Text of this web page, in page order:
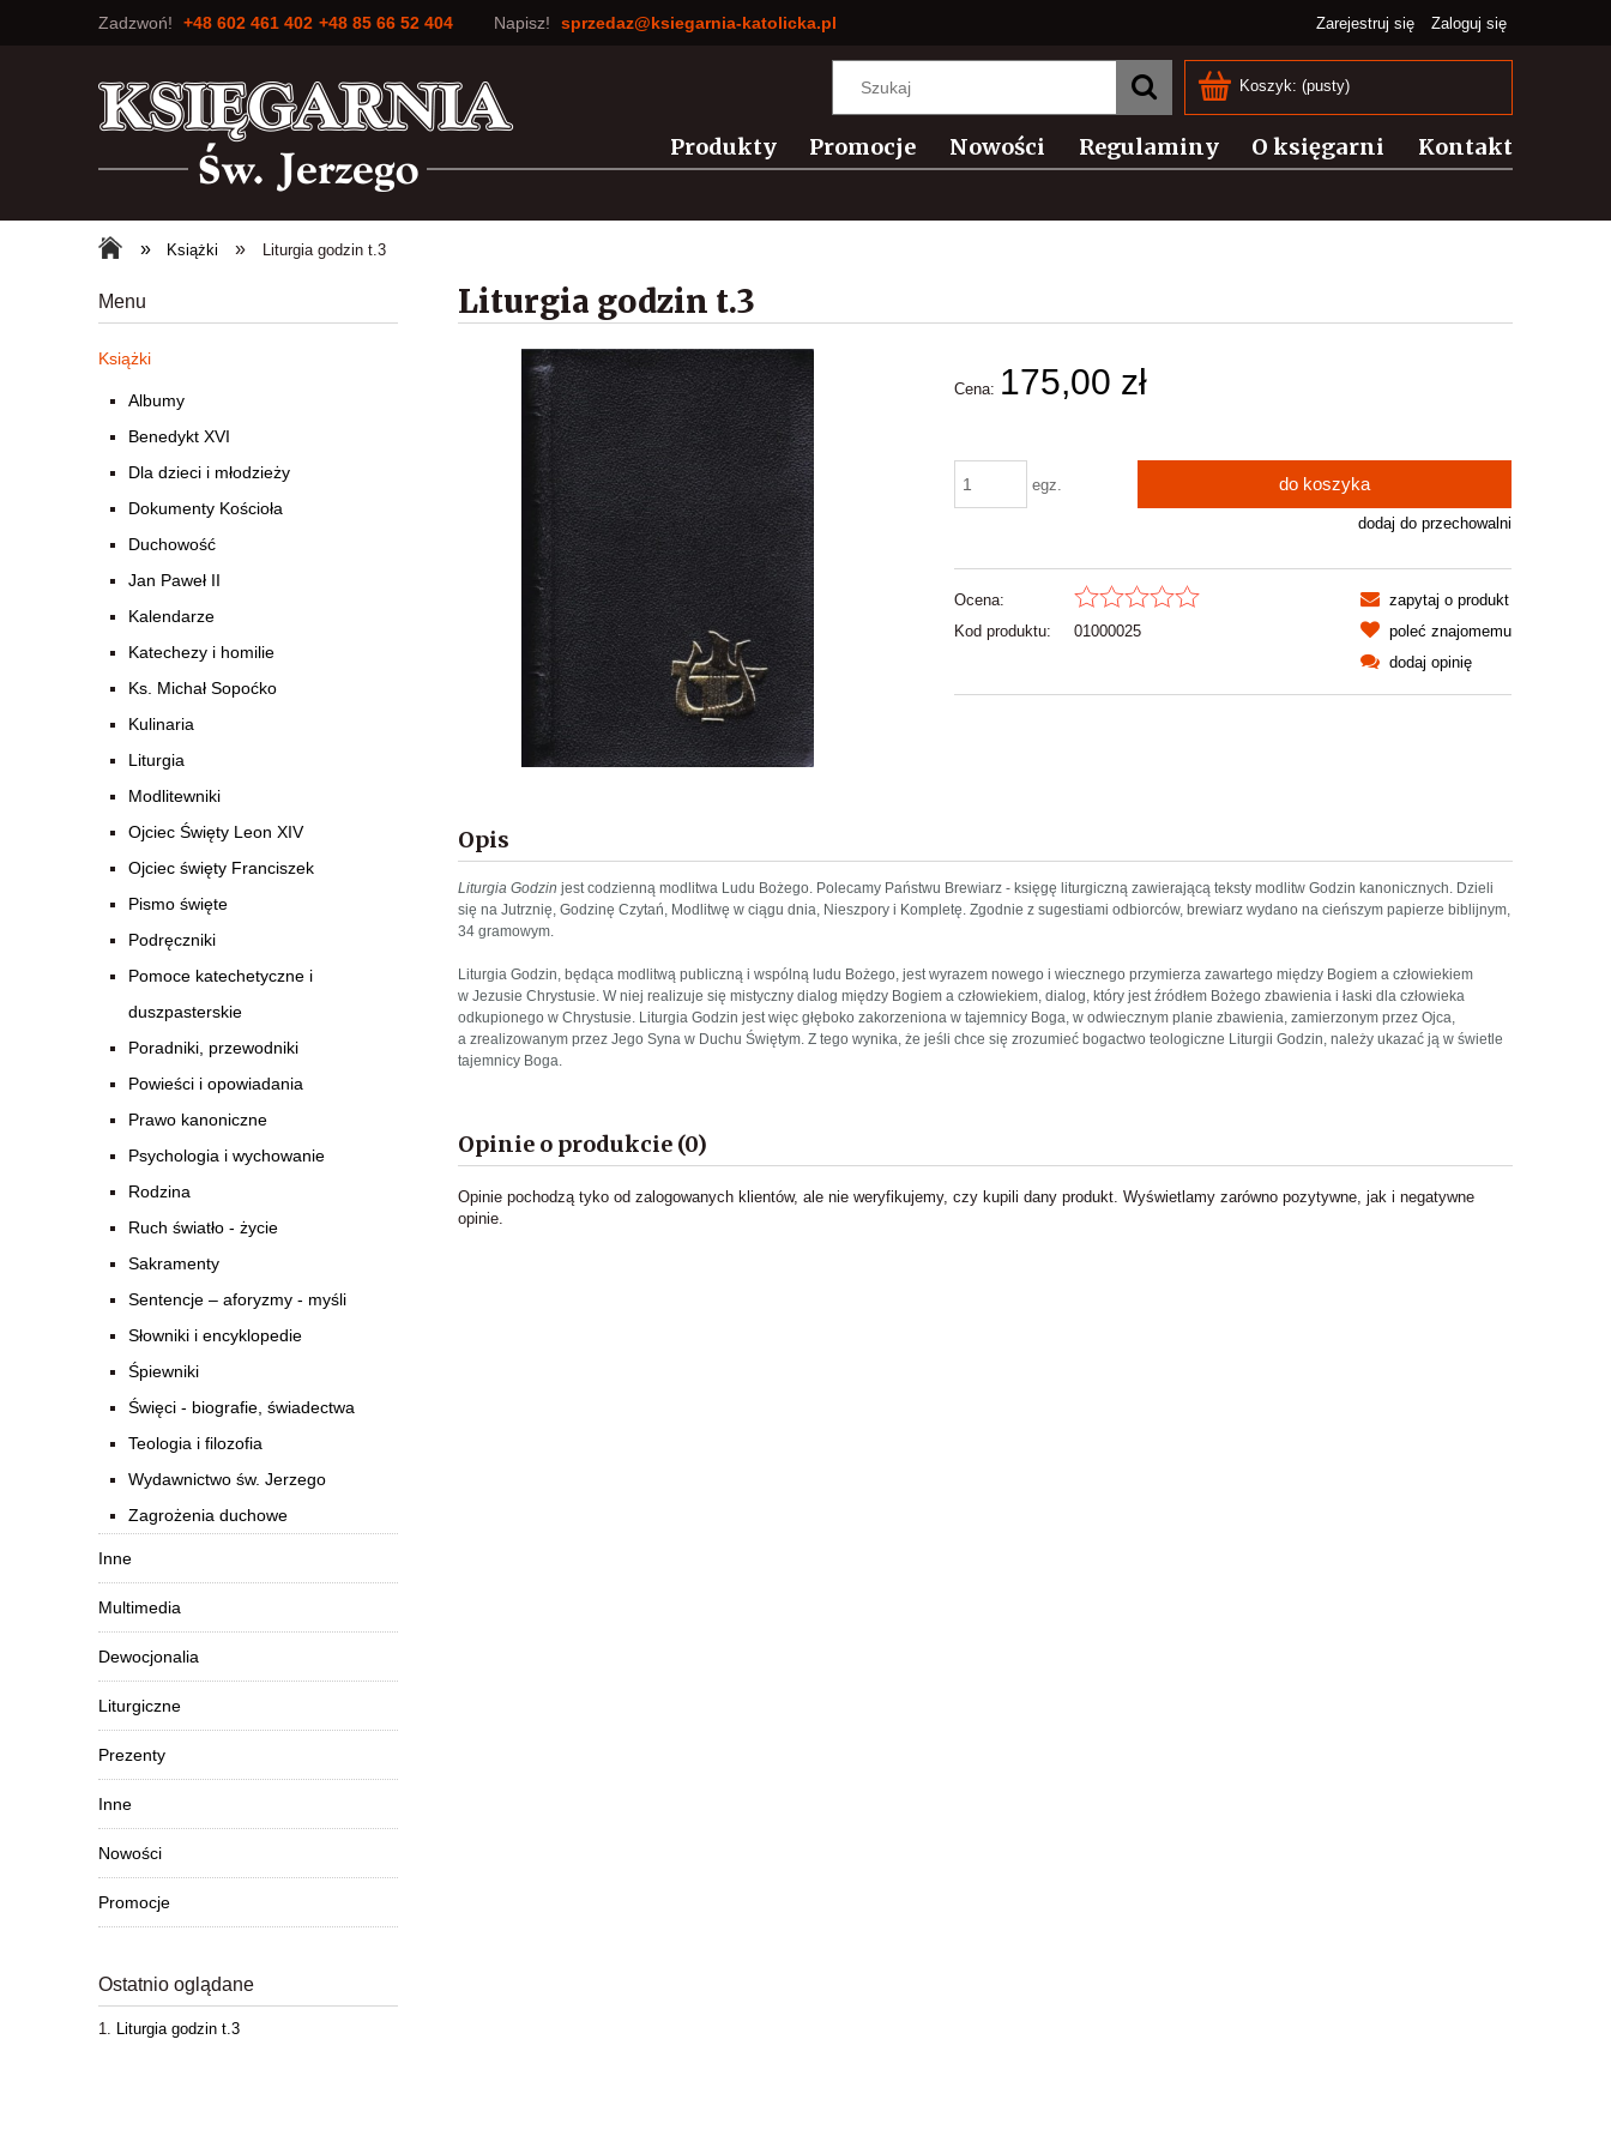
Zarejestruj się Zaloguj się
Koszyk: (pusty)
Produkty Promocje Nowości Regulaminy O księgarni Kontakt
» Książki » Liturgia godzin t.3
Zadzwoń! +48 602 461 402 +48 85 66 52 404 Napisz! sprzedaz@ksiegarnia-katolicka.pl
Menu
Książki
Albumy
Benedykt XVI
Dla dzieci i młodzieży
Dokumenty Kościoła
Duchowość
Jan Paweł II
Kalendarze
Katechezy i homilie
Ks. Michał Sopoćko
Kulinaria
Liturgia
Modlitewniki
Ojciec Święty Leon XIV
Ojciec święty Franciszek
Pismo święte
Podręczniki
Pomoce katechetyczne i
duszpasterskie
Poradniki, przewodniki
Powieści i opowiadania
Prawo kanoniczne
Psychologia i wychowanie
Rodzina
Ruch światło - życie
Sakramenty
Sentencje – aforyzmy - myśli
Słowniki i encyklopedie
Śpiewniki
Święci - biografie, świadectwa
Teologia i filozofia
Wydawnictwo św. Jerzego
Zagrożenia duchowe
Inne
Multimedia
Dewocjonalia
Liturgiczne
Prezenty
Inne
Nowości
Promocje
Ostatnio oglądane
Liturgia godzin t.3
Liturgia godzin t.3
Cena: 175,00 zł
egz. do koszyka
dodaj do przechowalni
Ocena:
Kod produktu:
01000025
zapytaj o produkt
poleć znajomemu
dodaj opinię
Opis
Liturgia Godzin jest codzienną modlitwa Ludu Bożego. Polecamy Państwu Brewiarz - księgę liturgiczną zawierającą teksty modlitw Godzin kanonicznych. Dzieli
się na Jutrznię, Godzinę Czytań, Modlitwę w ciągu dnia, Nieszpory i Kompletę. Zgodnie z sugestiami odbiorców, brewiarz wydano na cieńszym papierze biblijnym,
34 gramowym.
Liturgia Godzin, będąca modlitwą publiczną i wspólną ludu Bożego, jest wyrazem nowego i wiecznego przymierza zawartego między Bogiem a człowiekiem
w Jezusie Chrystusie. W niej realizuje się mistyczny dialog między Bogiem a człowiekiem, dialog, który jest źródłem Bożego zbawienia i łaski dla człowieka
odkupionego w Chrystusie. Liturgia Godzin jest więc głęboko zakorzeniona w tajemnicy Boga, w odwiecznym planie zbawienia, zamierzonym przez Ojca,
a zrealizowanym przez Jego Syna w Duchu Świętym. Z tego wynika, że jeśli chce się zrozumieć bogactwo teologiczne Liturgii Godzin, należy ukazać ją w świetle
tajemnicy Boga.
Opinie o produkcie (0)
Opinie pochodzą tyko od zalogowanych klientów, ale nie weryfikujemy, czy kupili dany produkt. Wyświetlamy zarówno pozytywne, jak i negatywne
opinie.